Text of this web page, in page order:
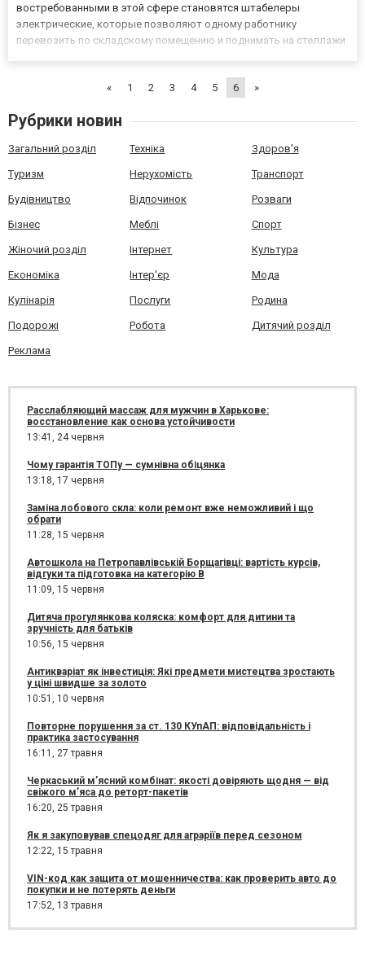
востребованными в этой сфере становятся штабелеры
электрические, которые позволяют одному работнику
перевозить по складскому помещению и поднимать на стеллажи
движение не с помощью у...
« 1 2 3 4 5 6 »
Рубрики новин
Загальний розділ Техніка Здоров'я
Туризм Нерухомість Транспорт
Будівництво Відпочинок Розваги
Бізнес Меблі Спорт
Жіночий розділ Інтернет Культура
Економіка Інтер'єр Мода
Кулінарія Послуги Родина
Подорожі Робота Дитячий розділ
Реклама
Расслабляющий массаж для мужчин в Харькове:
восстановление как основа устойчивости
13:41, 24 червня
Чому гарантія ТОПу — сумнівна обіцянка
13:18, 17 червня
Заміна лобового скла: коли ремонт вже неможливий і що
обрати
11:28, 15 червня
Автошкола на Петропавлівській Борщагівці: вартість курсів,
відгуки та підготовка на категорію B
11:09, 15 червня
Дитяча прогулянкова коляска: комфорт для дитини та
зручність для батьків
10:56, 15 червня
Антикваріат як інвестиція: Які предмети мистецтва зростають
у ціні швидше за золото
10:51, 10 червня
Повторне порушення за ст. 130 КУпАП: відповідальність і
практика застосування
16:11, 27 травня
Черкаський м’ясний комбінат: якості довіряють щодня — від
свіжого м’яса до реторт-пакетів
16:20, 25 травня
Як я закуповував спецодяг для аграріїв перед сезоном
12:22, 15 травня
VIN-код как защита от мошенничества: как проверить авто до
покупки и не потерять деньги
17:52, 13 травня